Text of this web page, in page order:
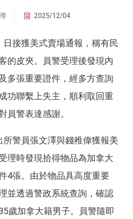
2025/12/04
接獲美式賣場通報，稱有民
的皮夾。員警受理後發現內
多張重要證件，經多方查詢
功聯繫上失主，順利取回重
員警表達感謝。
所警員張文澤與錢稚偉獲報美
理時發現拾得物品為加拿大
4張。由於物品具高度重要
並透過警政系統查詢，確認
歲加拿大籍男子。員警隨即